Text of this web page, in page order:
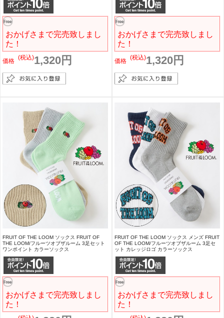
おかげさまで完売致しまし
た！
価格 1,320円
(税込)
おかげさまで完売致しまし
た！
価格 1,320円
(税込)
FRUIT OF THE LOOM ソックス FRUIT OF
THE LOOM/フルーツオブザルーム 3足セット
ワンポイント カラーソックス
おかげさまで完売致しまし
た！
FRUIT OF THE LOOM ソックス メンズ FRUIT
OF THE LOOM/フルーツオブザルーム 3足セ
ット カレッジロゴ カラーソックス
おかげさまで完売致しまし
た！